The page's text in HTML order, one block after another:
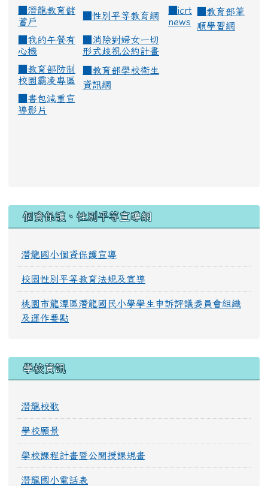
潛龍教育儲
蓄戶
性別平等教育網
icrt
news
教育部筆
順學習網
我的午餐有
心機
消除對婦女一切
形式歧視公約計畫
教育部防制
校園霸凌專區
教育部學校衛生
資訊網
書包減重宣
導影片
個資保護、性別平等宣導網
潛龍國小個資保護宣導
校園性別平等教育法規及宣導
桃園市龍潭區潛龍國民小學學生申訴評議委員會組織
及運作要點
學校資訊
潛龍校歌
學校願景
學校課程計畫暨公開授課規畫
潛龍國小電話表